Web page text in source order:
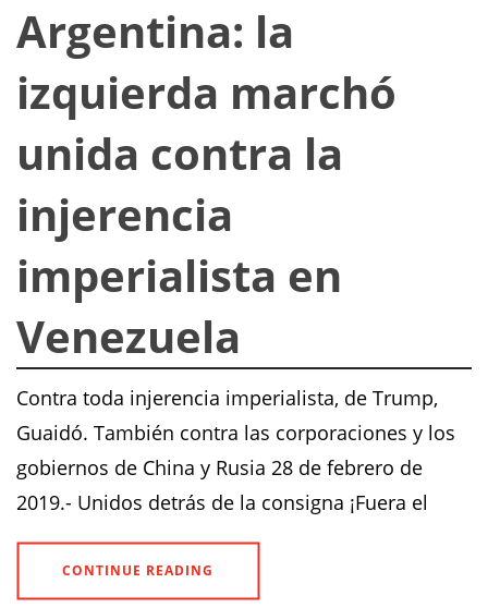
Argentina: la
izquierda marchó
unida contra la
injerencia
imperialista en
Venezuela
Contra toda injerencia imperialista, de Trump,
Guaidó. También contra las corporaciones y los
gobiernos de China y Rusia 28 de febrero de
2019.- Unidos detrás de la consigna ¡Fuera el
CONTINUE READING